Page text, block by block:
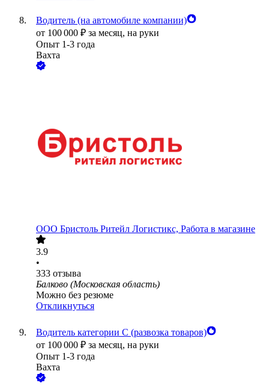
Водитель (на автомобиле компании)
от 100 000 ₽ за месяц, на руки
Опыт 1-3 года
Вахта
ООО Бристоль Ритейл Логистикс, Работа в магазине
3.9
•
333 отзыва
Балково (Московская область)
Можно без резюме
Откликнуться
Водитель категории С (развозка товаров)
от 100 000 ₽ за месяц, на руки
Опыт 1-3 года
Вахта